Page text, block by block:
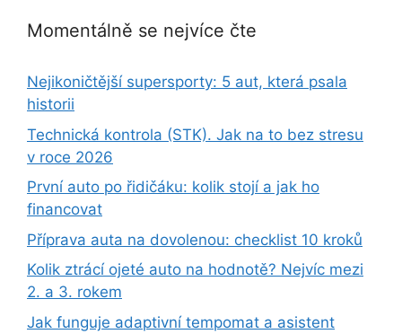
Momentálně se nejvíce čte
Nejikoničtější supersporty: 5 aut, která psala
historii
Technická kontrola (STK). Jak na to bez stresu
v roce 2026
První auto po řidičáku: kolik stojí a jak ho
financovat
Příprava auta na dovolenou: checklist 10 kroků
Kolik ztrácí ojeté auto na hodnotě? Nejvíc mezi
2. a 3. rokem
Jak funguje adaptivní tempomat a asistent